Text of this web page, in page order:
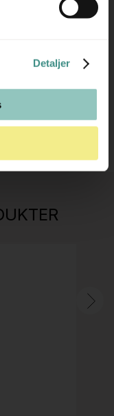
Detaljer
H05 5600 Swingback-armlene Mørk